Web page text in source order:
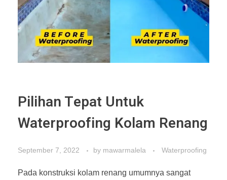
Pilihan Tepat Untuk
Waterproofing Kolam Renang
September 7, 2022 by mawarmalela Waterproofing
Pada konstruksi kolam renang umumnya sangat